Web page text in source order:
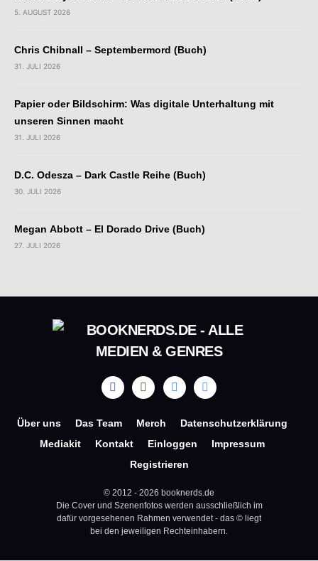
5. AUGUST 2026
Chris Chibnall – Septembermord (Buch)
31. JULI 2026
Papier oder Bildschirm: Was digitale Unterhaltung mit
unseren Sinnen macht
31. JULI 2026
D.C. Odesza – Dark Castle Reihe (Buch)
30. JULI 2026
Megan Abbott – El Dorado Drive (Buch)
27. JULI 2026
Über uns Das Team Merch
Datenschutzerklärung
Mediakit
Kontakt Einloggen
Impressum
Registrieren
© 2012 - 2026 booknerds.de
Die Cover und Szenenfotos werden ausschließlich im
dafür vorgesehenen Rahmen verwendet - das © liegt
bei den jeweiligen Rechteinhabern.